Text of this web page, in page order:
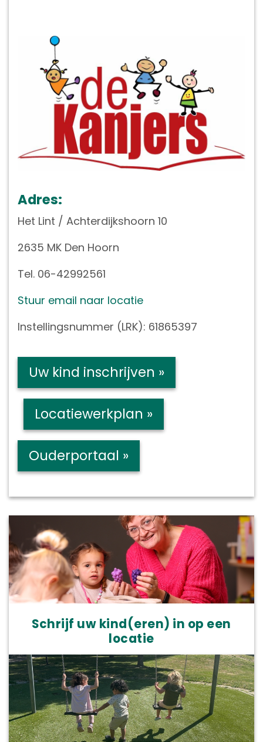
Adres:
Het Lint / Achterdijkshoorn 10
2635 MK Den Hoorn
Tel. 06-42992561
Stuur email naar locatie
Instellingsnummer (LRK): 61865397
Uw kind inschrijven »
Locatiewerkplan »
Ouderportaal »
Schrijf uw kind(eren) in op een
locatie